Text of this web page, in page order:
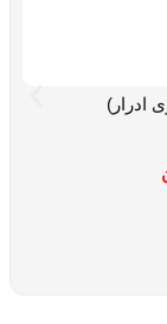
ادرار)